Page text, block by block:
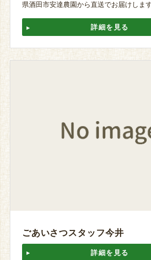
県酒田市安達農園から直送でお届けします
詳細を見る
ごあいさつスタッフ今井
詳細を見る